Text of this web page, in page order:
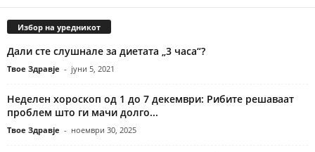
Избор на уредникот
Дали сте слушнале за диетата „3 часа“?
Твое Здравје - јуни 5, 2021
Неделен хороскоп од 1 до 7 декември: Рибите решаваат
проблем што ги мачи долго...
Твое Здравје - ноември 30, 2025